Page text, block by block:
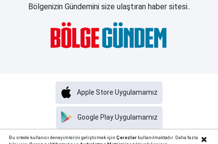
Bölgenizin Gündemini size ulaştıran haber sitesi..
Haber Portalı Yazılımı
Google Play Uygulamamız
Apple Store Uygulamamız
Bu sitede kullanıcı deneyimlerini geliştirmek için Çerezlerkullanılmaktadır. Daha fazla